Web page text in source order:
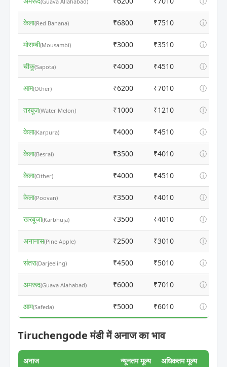
केला(Red Banana) ₹6800 ₹7510 ⓘ
मोसम्बी(Mousambi) ₹3000 ₹3510 ⓘ
चीकू(Sapota) ₹4000 ₹4510 ⓘ
आम(Other) ₹6200 ₹7010 ⓘ
तरबूज(Water Melon) ₹1000 ₹1210 ⓘ
केला(Karpura) ₹4000 ₹4510 ⓘ
केला(Besrai) ₹3500 ₹4010 ⓘ
केला(Other) ₹4000 ₹4510 ⓘ
केला(Poovan) ₹3500 ₹4010 ⓘ
खरबूजा(Karbhuja) ₹3500 ₹4010 ⓘ
अनानास(Pine Apple) ₹2500 ₹3010 ⓘ
संतरा(Darjeeling) ₹4500 ₹5010 ⓘ
अमरूद(Guava Alahabad) ₹6000 ₹7010 ⓘ
आम(Safeda) ₹5000 ₹6010 ⓘ
Tiruchengode मंडी में अनाज का भाव
अनाज न्यूनतम मूल्य अधिकतम मूल्य